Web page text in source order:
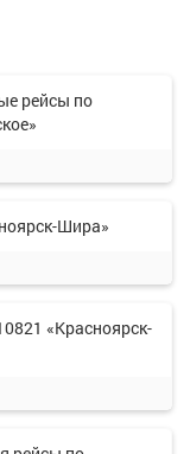
рейсы по
Шира»
«Красноярск-